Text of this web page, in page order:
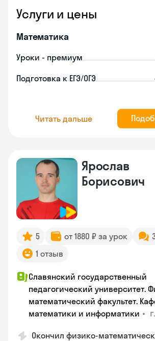
Услуги и цены
Математика
Уроки - премиум
Подготовка к ЕГЭ/ОГЭ
Читать дальше
Ярослав
Борисович
5 от 1880 ₽ за урок
1 отзыв
Славянский государственный
педагогический университет.
математический факультет.
математики и информатики • г.
Окончил физико-